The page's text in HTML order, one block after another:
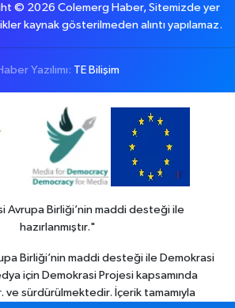
© 2026 Colemerg Haber, Sitemizde yer
kaynak gösterilmeden alıntı yapılamaz.
Yazılımı: TE Bilişim
Avrupa Birliği’nin maddi desteği ile
hazırlanmıştır."
Birliği’nin maddi desteği ile Demokrasi
için Demokrasi Projesi kapsamında
ve sürdürülmektedir. İçerik tamamıyla